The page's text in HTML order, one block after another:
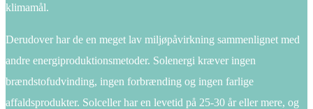
klimamål.
Derudover har de en meget lav miljøpåvirkning sammenlignet med
andre energiproduktionsmetoder. Solenergi kræver ingen
brændstofudvinding, ingen forbrænding og ingen farlige
affaldsprodukter. Solceller har en levetid på 25-30 år eller mere, og